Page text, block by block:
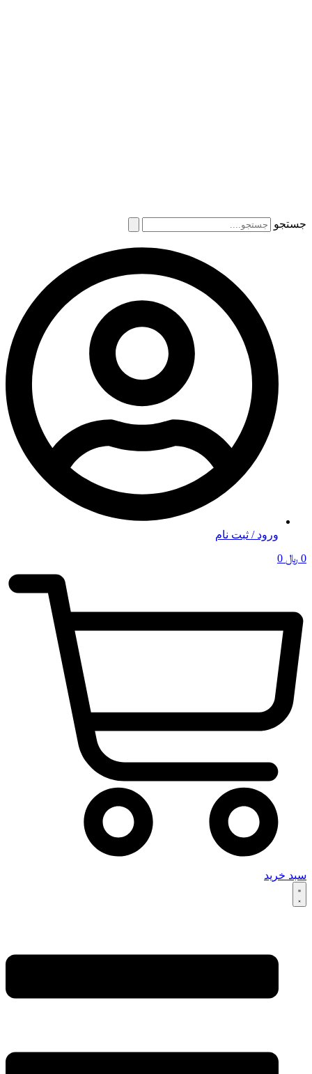
جستجو
ورود / ثبت نام
0 ﷼ 0
سبد خرید